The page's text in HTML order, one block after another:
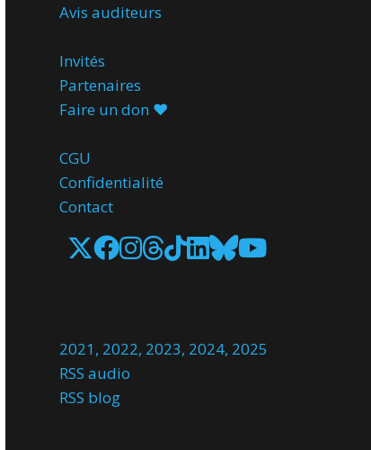
Avis auditeurs
Invités
Partenaires
Faire un don ♥️
CGU
Confidentialité
Contact
2021, 2022, 2023, 2024, 2025
RSS audio
RSS blog